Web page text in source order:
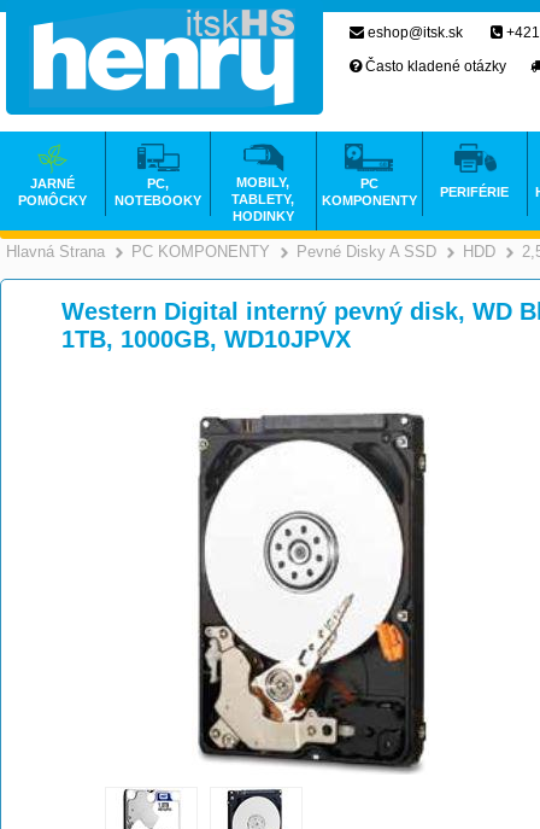
Hlavná Strana >
PC KOMPONENTY >
Pevné Disky A SSD HDD
Western Digital interný pevný disk, WD
1TB, 1000GB, WD10JPVX
eshop@itsk.sk
Často kladené otázky
JARNÉ
POMÔCKY
PC,
NOTEBOOKY
MOBILY,
TABLETY,
HODINKY
PC
KOMPONENTY
PERIFÉRIE